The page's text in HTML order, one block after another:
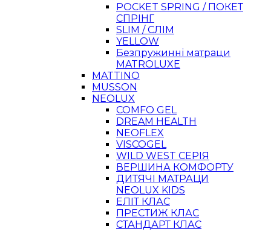
POCKET SPRING / ПОКЕТ
СПРІНГ
SLIM / СЛІМ
YELLOW
Безпружинні матраци
MATROLUXE
MATTINO
MUSSON
NEOLUX
COMFO GEL
DREAM HEALTH
NEOFLEX
VISCOGEL
WILD WEST СЕРІЯ
ВЕРШИНА КОМФОРТУ
ДИТЯЧІ МАТРАЦИ
NEOLUX KIDS
ЕЛІТ КЛАС
ПРЕСТИЖ КЛАС
СТАНДАРТ КЛАС